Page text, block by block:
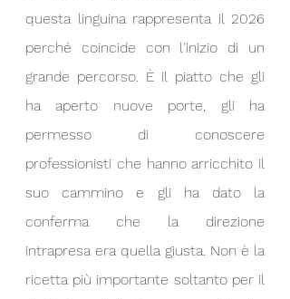
questa linguina rappresenta il 2026
perché coincide con l'inizio di un
grande percorso. È il piatto che gli
ha aperto nuove porte, gli ha
permesso di conoscere
professionisti che hanno arricchito il
suo cammino e gli ha dato la
conferma che la direzione
intrapresa era quella giusta. Non è la
ricetta più importante soltanto per il